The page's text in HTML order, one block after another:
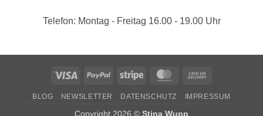
Telefon: Montag - Freitag 16.00 - 19.00 Uhr
Visa PayPal Stripe MasterCard
Delivery
BLOG NEWSLETTER DATENSCHUTZ IMPRESSUM
Copyright 2026 © Stina Wupp